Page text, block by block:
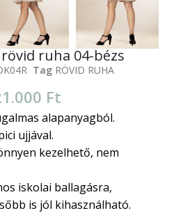
ruha 04-bézs
Tag RÖVID RUHA
Ft
alapanyagból.
ujjával.
kezelhető, nem
iskolai ballagásra,
is jól kihasználható.